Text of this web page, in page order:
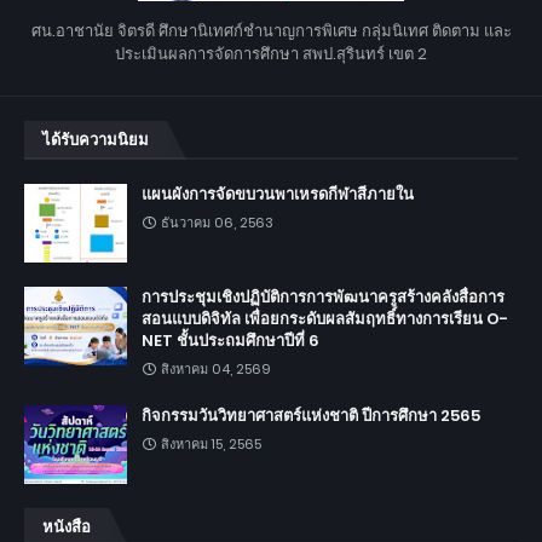
ศน.อาชานัย จิตรดี ศึกษานิเทศก์ชำนาญการพิเศษ กลุ่มนิเทศ ติดตาม และ
ประเมินผลการจัดการศึกษา สพป.สุรินทร์ เขต 2
ได้รับความนิยม
แผนผังการจัดขบวนพาเหรดกีฬาสีภายใน
ธันวาคม 06, 2563
การประชุมเชิงปฏิบัติการการพัฒนาครูสร้างคลังสื่อการ
สอนแบบดิจิทัล เพื่อยกระดับผลสัมฤทธิ์ทางการเรียน O-
NET ชั้นประถมศึกษาปีที่ 6
สิงหาคม 04, 2569
กิจกรรมวันวิทยาศาสตร์แห่งชาติ ปีการศึกษา 2565
สิงหาคม 15, 2565
หนังสือ